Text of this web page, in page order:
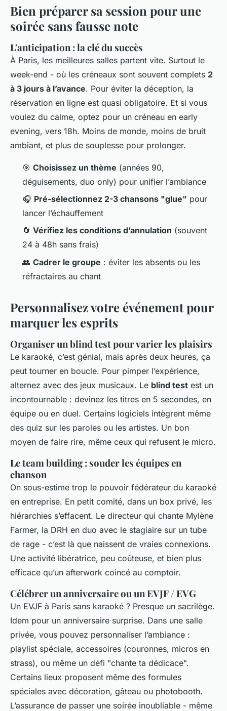
Bien préparer sa session pour une
soirée sans fausse note
L'anticipation : la clé du succès
À Paris, les meilleures salles partent vite. Surtout le
week-end - où les créneaux sont souvent complets 2
à 3 jours à l’avance. Pour éviter la déception, la
réservation en ligne est quasi obligatoire. Et si vous
voulez du calme, optez pour un créneau en early
evening, vers 18h. Moins de monde, moins de bruit
ambiant, et plus de souplesse pour prolonger.
🎯 Choisissez un thème (années 90,
déguisements, duo only) pour unifier l’ambiance
🎧 Pré-sélectionnez 2-3 chansons "glue" pour
lancer l’échauffement
🔄 Vérifiez les conditions d’annulation (souvent
24 à 48h sans frais)
👥 Cadrer le groupe : éviter les absents ou les
réfractaires au chant
Personnalisez votre événement pour
marquer les esprits
Organiser un blind test pour varier les plaisirs
Le karaoké, c’est génial, mais après deux heures, ça
peut tourner en boucle. Pour pimper l’expérience,
alternez avec des jeux musicaux. Le blind test est un
incontournable : devinez les titres en 5 secondes, en
équipe ou en duel. Certains logiciels intègrent même
des quiz sur les paroles ou les artistes. Un bon
moyen de faire rire, même ceux qui refusent le micro.
Le team building : souder les équipes en
chanson
On sous-estime trop le pouvoir fédérateur du karaoké
en entreprise. En petit comité, dans un box privé, les
hiérarchies s’effacent. Le directeur qui chante Mylène
Farmer, la DRH en duo avec le stagiaire sur un tube
de rage - c’est là que naissent de vraies connexions.
Une activité libératrice, peu coûteuse, et bien plus
efficace qu’un afterwork coincé au comptoir.
Célébrer un anniversaire ou un EVJF / EVG
Un EVJF à Paris sans karaoké ? Presque un sacrilège.
Idem pour un anniversaire surprise. Dans une salle
privée, vous pouvez personnaliser l’ambiance :
playlist spéciale, accessoires (couronnes, micros en
strass), ou même un défi "chante ta dédicace".
Certains lieux proposent même des formules
spéciales avec décoration, gâteau ou photobooth.
L’assurance de passer une soirée inoubliable - même